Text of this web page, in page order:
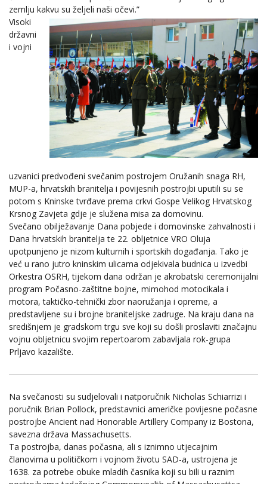
zemlju kakvu su željeli naši očevi.”
Visoki
državni
i vojni
uzvanici predvođeni svečanim postrojem Oružanih snaga RH,
MUP-a, hrvatskih branitelja i povijesnih postrojbi uputili su se
potom s Kninske tvrđave prema crkvi Gospe Velikog Hrvatskog
Krsnog Zavjeta gdje je služena misa za domovinu.
Svečano obilježavanje Dana pobjede i domovinske zahvalnosti i
Dana hrvatskih branitelja te 22. obljetnice VRO Oluja
upotpunjeno je nizom kulturnih i sportskih događanja. Tako je
već u rano jutro kninskim ulicama odjekivala budnica u izvedbi
Orkestra OSRH, tijekom dana održan je akrobatski ceremonijalni
program Počasno-zaštitne bojne, mimohod motocikala i
motora, taktičko-tehnički zbor naoružanja i opreme, a
predstavljene su i brojne braniteljske zadruge. Na kraju dana na
središnjem je gradskom trgu sve koji su došli proslaviti značajnu
vojnu obljetnicu svojim repertoarom zabavljala rok-grupa
Prljavo kazalište.
Na svečanosti su sudjelovali i natporučnik Nicholas Schiarrizi i
poručnik Brian Pollock, predstavnici američke povijesne počasne
postrojbe Ancient nad Honorable Artillery Company iz Bostona,
savezna država Massachusetts.
Ta postrojba, danas počasna, ali s iznimno utjecajnim
članovima u političkom i vojnom životu SAD-a, ustrojena je
1638. za potrebe obuke mladih časnika koji su bili u raznim